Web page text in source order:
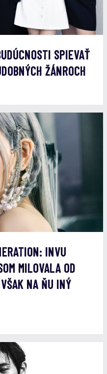
SPIEVAŤ
ŽÁNROCH
INVU
MILOVALA OD
NA ŇU INÝ